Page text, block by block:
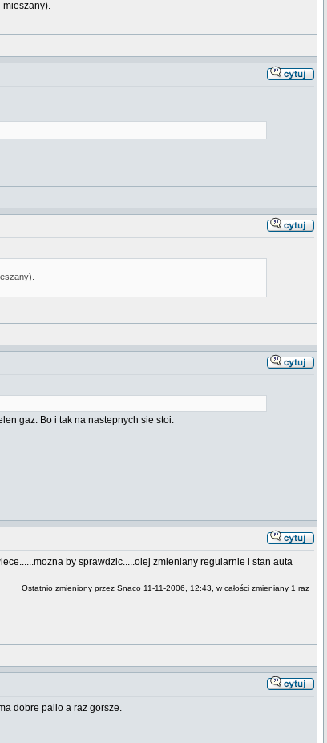
mieszany).
gaz. Bo i tak na nastepnych sie stoi.
by sprawdzic.....olej zmieniany regularnie i stan auta
Ostatnio zmieniony przez Snaco 11-11-2006, 12:43, w całości zmieniany 1 raz
dobre palio a raz gorsze.